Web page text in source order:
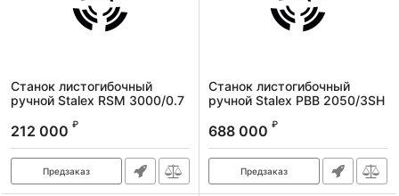
Станок листогибочный
ручной Stalex RSM 3000/0.7
Артикул: 101547
212 000 ₽
Предзаказ
Станок листогибочный
ручной Stalex PBB 2050/3SH
373166
688 000 ₽
Предзаказ